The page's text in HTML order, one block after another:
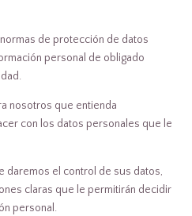
de protección de datos
personal de obligado
nosotros que entienda
con los datos personales que le
daremos el control de sus datos,
claras que le permitirán decidir
personal.